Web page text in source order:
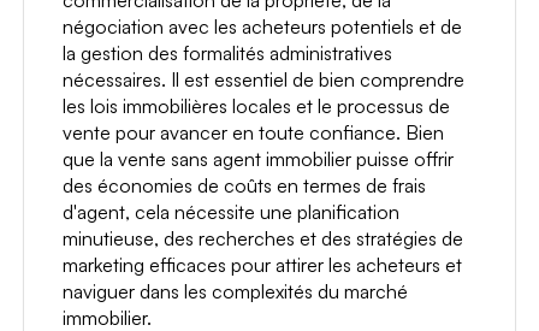
négociation avec les acheteurs potentiels et de
la gestion des formalités administratives
nécessaires. Il est essentiel de bien comprendre
les lois immobilières locales et le processus de
vente pour avancer en toute confiance. Bien
que la vente sans agent immobilier puisse offrir
des économies de coûts en termes de frais
d'agent, cela nécessite une planification
minutieuse, des recherches et des stratégies de
marketing efficaces pour attirer les acheteurs et
naviguer dans les complexités du marché
immobilier.